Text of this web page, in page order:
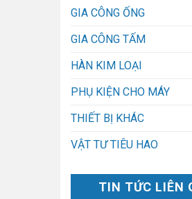
GIA CÔNG ỐNG
GIA CÔNG TẤM
HÀN KIM LOẠI
PHỤ KIỆN CHO MÁY
THIẾT BỊ KHÁC
VẬT TƯ TIÊU HAO
TIN TỨC LIÊN